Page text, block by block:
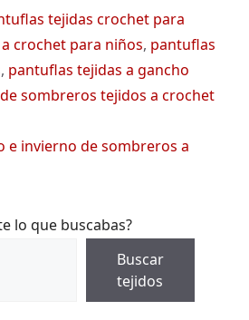
tejidas crochet para
crochet para niños, pantuflas
, pantuflas tejidas a gancho
sombreros tejidos a crochet
e invierno de sombreros a
lo que buscabas?
Buscar
tejidos